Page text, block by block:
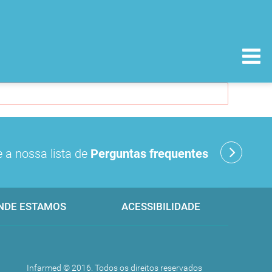
a nossa lista de Perguntas frequentes
ESTAMOS ACESSIBILIDADE
Infarmed © 2016. Todos os direitos reservados